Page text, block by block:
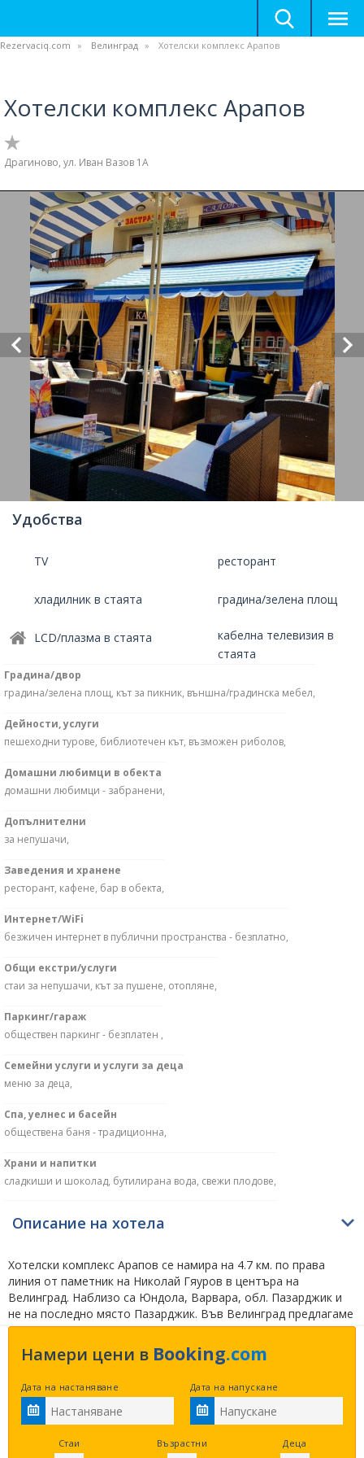
Rezervaciq.com Велинград Хотелски комплекс Арапов
Хотелски комплекс Арапов
Драгиново, ул. Иван Вазов 1А
Удобства
TV ресторант
хладилник в стаята градина/зелена площ
LCD/плазма в стаята
кабелна телевизия в
стаята
Градина/двор
градина/зелена площ, кът за пикник, външна/градинска мебел,
Дейности, услуги
пешеходни турове, библиотечен кът, възможен риболов,
Домашни любимци в обекта
домашни любимци - забранени,
Допълнителни
за непушачи,
Заведения и хранене
ресторант, кафене, бар в обекта,
Интернет/WiFi
безжичен интернет в публични пространства - безплатно,
Общи екстри/услуги
стаи за непушачи, кът за пушене, отопляне,
Паркинг/гараж
обществен паркинг - безплатен ,
Семейни услуги и услуги за деца
меню за деца,
Спа, уелнес и басейн
обществена баня - традиционна,
Храни и напитки
сладкиши и шоколад, бутилирана вода, свежи плодове,
Описание на хотела
Хотелски комплекс Арапов се намира на 4.7 км. по права
линия от паметник на Николай Гяуров в центъра на
Велинград. Наблизо са Юндола, Варвара, обл. Пазарджик и
не на последно място Пазарджик. Във Велинград предлагаме
да видите неделечните исторически музей Вела Пеева на 3.3
км. и църква Света Троица на 3.3 км. по права линия от
Хотелски комплекс Арапов. В близост до Велинград за
скали на 6.7 км., връх Милеви скали на 8.4 км. и язовир Въча
на 38.2 км. по въздух.
Посетителите на rezervaciq.com
харесват изброените близкоразположени обекти –
Семеен Хотел Далиа - Велинград
Семеен
Намери цени в Booking.com
Дата на настаняване Дата на напускане
Стаи Възрастни Деца